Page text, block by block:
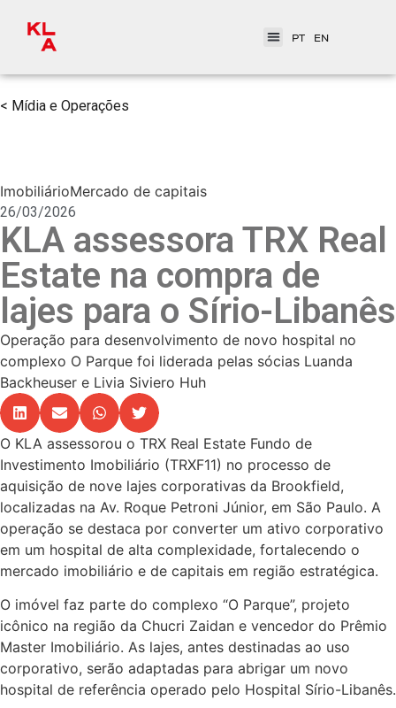
PT EN
< Mídia e Operações
ImobiliárioMercado de capitais
26/03/2026
KLA assessora TRX Real
Estate na compra de
lajes para o Sírio-Libanês
Operação para desenvolvimento de novo hospital no
complexo O Parque foi liderada pelas sócias Luanda
Backheuser e Livia Siviero Huh
O KLA assessorou o TRX Real Estate Fundo de
Investimento Imobiliário (TRXF11) no processo de
aquisição de nove lajes corporativas da Brookfield,
localizadas na Av. Roque Petroni Júnior, em São Paulo. A
operação se destaca por converter um ativo corporativo
em um hospital de alta complexidade, fortalecendo o
mercado imobiliário e de capitais em região estratégica.
O imóvel faz parte do complexo “O Parque”, projeto
icônico na região da Chucri Zaidan e vencedor do Prêmio
Master Imobiliário. As lajes, antes destinadas ao uso
corporativo, serão adaptadas para abrigar um novo
hospital de referência operado pelo Hospital Sírio-Libanês.